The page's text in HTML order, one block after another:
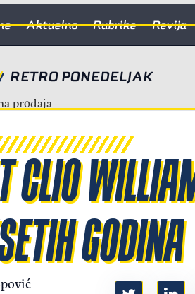
Aktuelno Rubrike Revija
RETRO PONEDELJAK
CLIO
GODINA